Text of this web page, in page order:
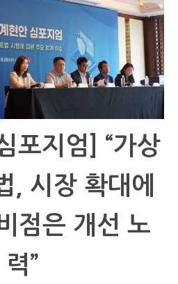
포지엄] “가상
, 시장 확대에
점은 개선 노
력”